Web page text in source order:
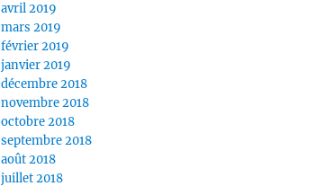
avril 2019
mars 2019
février 2019
janvier 2019
décembre 2018
novembre 2018
octobre 2018
septembre 2018
août 2018
juillet 2018